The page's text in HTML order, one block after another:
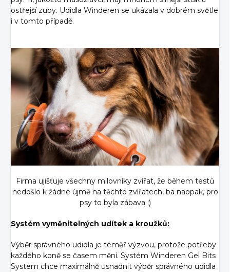
ostřejší zuby. Udidla Winderen se ukázala v dobrém světle
i v tomto případě.
Firma ujišťuje všechny milovníky zvířat, že během testů
nedošlo k žádné újmě na těchto zvířatech, ba naopak, pro
psy to byla zábava :)
Systém vyměnitelných udítek a kroužků:
Výběr správného udidla je téměř výzvou, protože potřeby
každého koně se časem mění. Systém Winderen Gel Bits
System chce maximálně usnadnit výběr správného udidla